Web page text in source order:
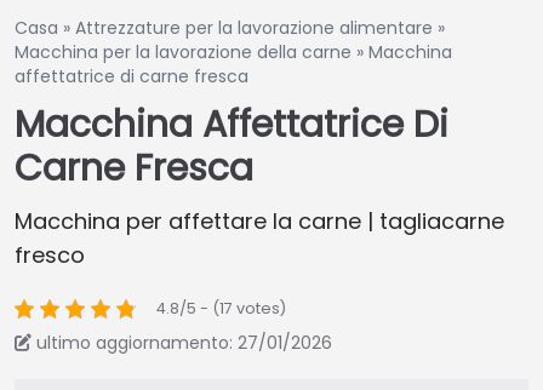
Casa » Attrezzature per la lavorazione alimentare »
Macchina per la lavorazione della carne » Macchina
affettatrice di carne fresca
Macchina Affettatrice Di
Carne Fresca
Macchina per affettare la carne | tagliacarne
fresco
4.8/5 - (17 votes)
ultimo aggiornamento: 27/01/2026